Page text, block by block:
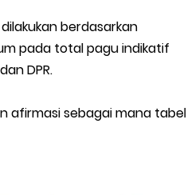
berdasarkan
pada total pagu indikatif
DPR.
afirmasi sebagai mana tabel